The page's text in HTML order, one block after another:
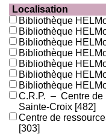
Localisation
Bibliothèque
Bibliothèque
Bibliothèque
Bibliothèque
Bibliothèque
Bibliothèque
Bibliothèque
C.R.P. – Centre de
Sainte-Croix [482]
Centre de
[303]